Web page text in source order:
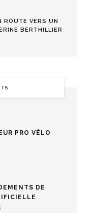
ROUTE VERS UN
BERTHILLIER
PRO VÉLO
DE